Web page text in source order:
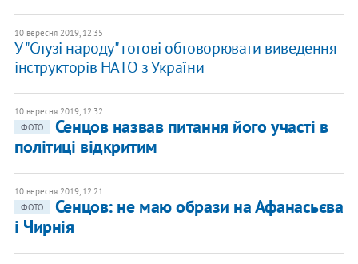
10 вересня 2019, 12:35
У "Слузі народу" готові обговорювати виведення
інструкторів НАТО з України
10 вересня 2019, 12:32
ФОТО
Сенцов назвав питання його участі в
політиці відкритим
10 вересня 2019, 12:21
ФОТО
Сенцов: не маю образи на Афанасьєва
і Чирнія